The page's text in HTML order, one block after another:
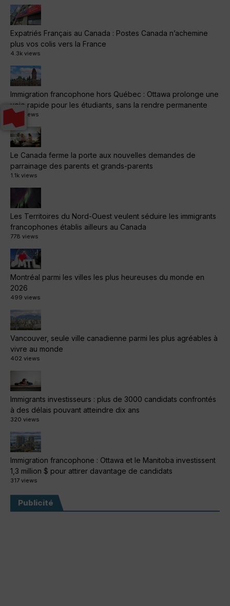
Expatriés Français au Canada : Postes Canada n’achemine
plus vos colis vers la France
4.3k views
Immigration francophone hors Québec : Ottawa prolonge une
voie rapide pour les étudiants, sans la rendre permanente
1.3k views
Le Canada ferme la porte aux nouvelles demandes de
parrainage des parents et grands-parents
1.1k views
Les Territoires du Nord-Ouest veulent séduire les immigrants
francophones établis ailleurs au Canada
778 views
Montréal parmi les villes les plus heureuses du monde en
2026
499 views
Vancouver, seule ville canadienne parmi les plus agréables à
vivre au monde
402 views
Immigrants investisseurs : plus de 3000 candidats confrontés
à des délais pouvant atteindre dix ans
320 views
Immigration francophone : Ottawa et le Manitoba investissent
1,3 million $ pour attirer davantage de candidats
317 views
Publicité